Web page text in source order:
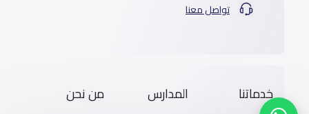
تواصل معنا
خدماتنا المدارس من نحن